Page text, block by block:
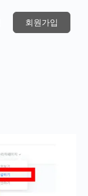
회원가입